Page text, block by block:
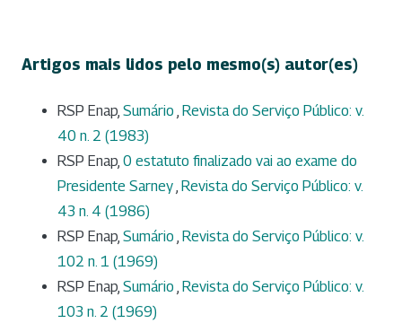
Artigos mais lidos pelo mesmo(s) autor(es)
RSP Enap, Sumário , Revista do Serviço Público: v.
40 n. 2 (1983)
RSP Enap, 0 estatuto finalizado vai ao exame do
Presidente Sarney, Revista do Serviço Público: v.
43 n. 4 (1986)
RSP Enap, Sumário , Revista do Serviço Público: v.
102 n. 1 (1969)
RSP Enap, Sumário , Revista do Serviço Público: v.
103 n. 2 (1969)